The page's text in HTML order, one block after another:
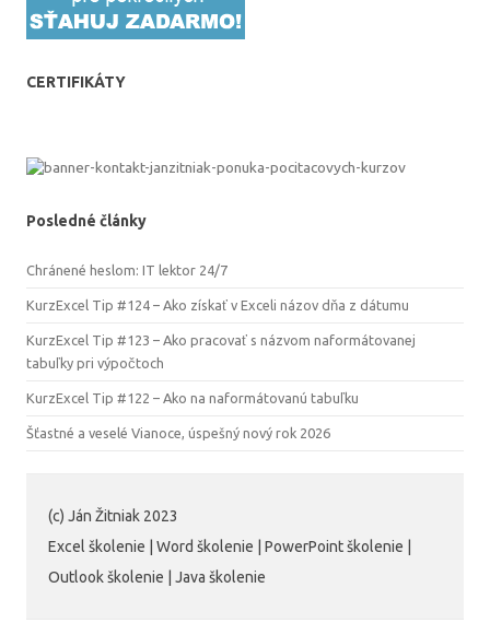
CERTIFIKÁTY
Posledné články
Chránené heslom: IT lektor 24/7
KurzExcel Tip #124 – Ako získať v Exceli názov dňa z dátumu
KurzExcel Tip #123 – Ako pracovať s názvom naformátovanej
tabuľky pri výpočtoch
KurzExcel Tip #122 – Ako na naformátovanú tabuľku
Šťastné a veselé Vianoce, úspešný nový rok 2026
(c) Ján Žitniak 2023
Excel školenie | Word školenie | PowerPoint školenie |
Outlook školenie | Java školenie